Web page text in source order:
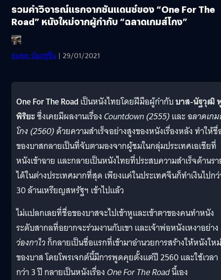
รวมคำวิจารณ์แรกจากซันแดนซ์ของ “One For The
Road” หนังใหม่จากผู้กำกับ “ฉลาดเกมส์โกง”
ธนพล น้อยชูชื่น | 29/01/2021
One For The Road เป็นหนังไทยโดยฝีมือผู้กำกับบาส-นัฐวุฒิ
พิริยะซึ่งเคยมีผลงานเรื่องCountdown (2555)และฉลาดเก
โกง (2560)ด้วยความสำเร็จอย่างสูงของหนังเรื่องหลัง ทำให้
ของบาสกลายเป็นที่จับตามองจากผู้ชมในกลุ่มประเทศเอเชียที่
หนังเข้าฉาย และกลายเป็นหนังไทยที่ประสบความสำเร็จด้านร
ได้ในต่างประเทศมากที่สุด เพียงแค่ในประเทศจีนก็ทำเงินไปก
30 ล้านเหรียญสหรัฐฯ เข้าไปแล้ว
ไม่แปลกเลยที่ชื่อของบาสจะไปเข้าหูและเข้าตาของคนทำหนัง
ระดับสากลที่อยากจะร่วมงานกับเขา และเจ้าพ่อหนังเหงาอย่าง
ว่องกาไวก็กลายเป็นชื่อแรกที่เข้ามาอำนวยการสร้างให้หนังใหม่
ของบาส โดยโพรเจกต์นี้มีการพูดคุยตั้งแต่ปี 2560 และใช้เวลา
กว่า 3 ปี กลายเป็นหนังเรื่องOne For The Roadนี้เอง